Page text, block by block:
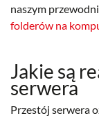
naszym
folderów na
Jakie są
serwera
Przestój serwera